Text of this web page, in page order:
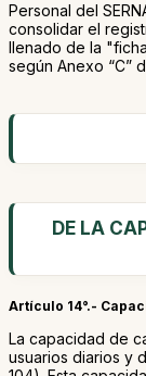
Personal del
consolidar el
llenado de la
según Anexo “C”
DE LA
Artículo 14°.-
La capacidad de
usuarios diarios y